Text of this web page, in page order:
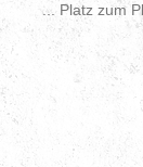
... Platz zum